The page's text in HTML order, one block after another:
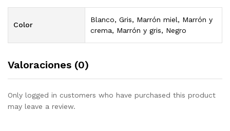
Color
Blanco, Gris, Marrón miel, Marrón y
crema, Marrón y gris, Negro
Valoraciones (0)
Only logged in customers who have purchased this product
may leave a review.